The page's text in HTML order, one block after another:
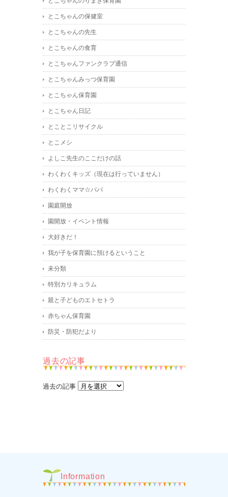
とこちゃんの保健室
とこちゃんの先生
とこちゃんの食育
とこちゃんファンクラブ通信
とこちゃんみっつ保育園
とこちゃん保育園
とこちゃん日記
とことこリサイクル
とこメシ
よしこ先生のここだけの話
わくわくキッズ（現在は行っていません）
わくわくママ☆パパ
園庭開放
園開放・イベント情報
大好きだ！
我が子を保育園に預けるということ
未分類
特別カリキュラム
親と子どものエトセトラ
赤ちゃん保育園
防災・防犯だより
過去の記事
過去の記事
Information